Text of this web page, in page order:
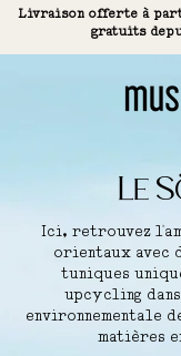
Livraison offerte à
gratuits
Le
Ici, retrouvez
orientaux avec
tuniques
upcycling
environnementale
matières